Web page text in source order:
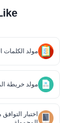
مولد الكلمات
مولد خريطة
اختبار